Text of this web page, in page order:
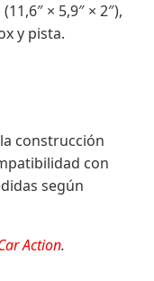
(11,6″ × 5,9″ × 2″),
y pista.
construcción
con
según
Action.